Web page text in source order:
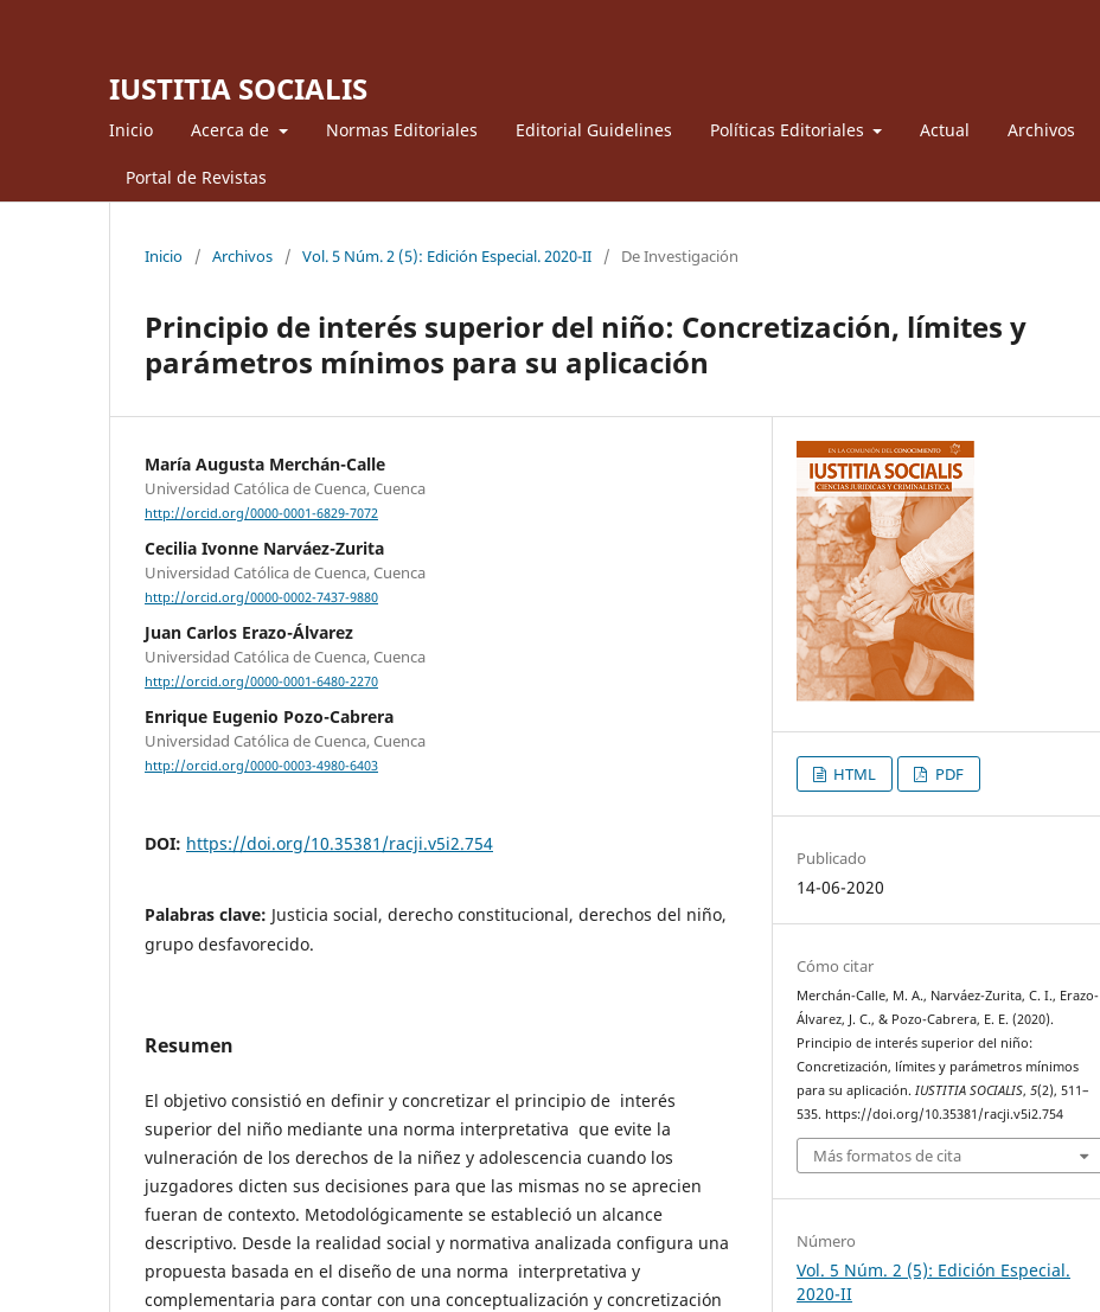
IUSTITIA SOCIALIS
Inicio Acerca de Normas Editoriales Editorial Guidelines Políticas Editoriales Actual Archivos
Portal de Revistas
Inicio / Archivos / Vol. 5 Núm. 2 (5): Edición Especial. 2020-II / De Investigación
Principio de interés superior del niño: Concretización, límites y
parámetros mínimos para su aplicación
María Augusta Merchán-Calle
Universidad Católica de Cuenca, Cuenca
http://orcid.org/0000-0001-6829-7072
Cecilia Ivonne Narváez-Zurita
Universidad Católica de Cuenca, Cuenca
http://orcid.org/0000-0002-7437-9880
Juan Carlos Erazo-Álvarez
Universidad Católica de Cuenca, Cuenca
http://orcid.org/0000-0001-6480-2270
Enrique Eugenio Pozo-Cabrera
Universidad Católica de Cuenca, Cuenca
http://orcid.org/0000-0003-4980-6403
DOI: https://doi.org/10.35381/racji.v5i2.754
Palabras clave: Justicia social, derecho constitucional, derechos del niño,
grupo desfavorecido.
Resumen
El objetivo consistió en definir y concretizar el principio de interés
superior del niño mediante una norma interpretativa que evite la
vulneración de los derechos de la niñez y adolescencia cuando los
juzgadores dicten sus decisiones para que las mismas no se aprecien
fueran de contexto. Metodológicamente se estableció un alcance
descriptivo. Desde la realidad social y normativa analizada configura una
propuesta basada en el diseño de una norma interpretativa y
complementaria para contar con una conceptualización y concretización
HTML PDF
Publicado
14-06-2020
Cómo citar
Merchán-Calle, M. A., Narváez-Zurita, C. I., Erazo-
Álvarez, J. C., & Pozo-Cabrera, E. E. (2020).
Principio de interés superior del niño:
Concretización, límites y parámetros mínimos
para su aplicación.IUSTITIA SOCIALIS,5(2), 511–
535. https://doi.org/10.35381/racji.v5i2.754
Más formatos de cita
Número
Vol. 5 Núm. 2 (5): Edición Especial.
2020-II